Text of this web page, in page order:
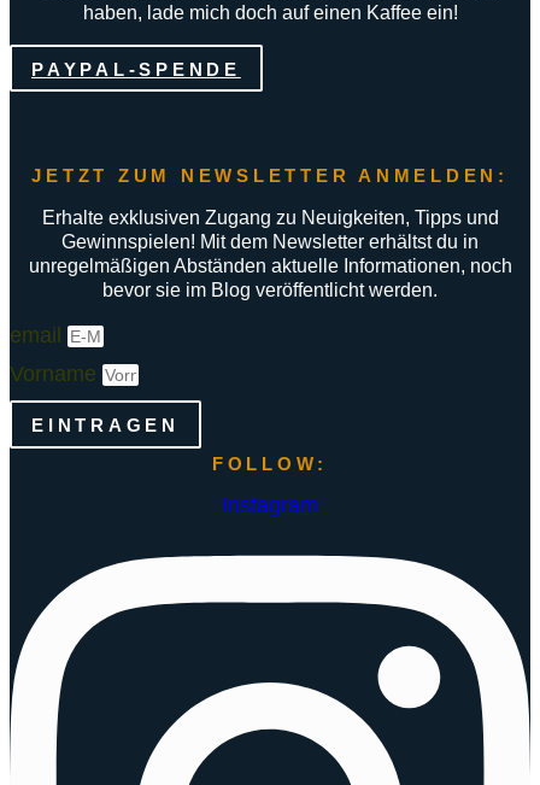
haben, lade mich doch auf einen Kaffee ein!
PAYPAL-SPENDE
JETZT ZUM NEWSLETTER ANMELDEN:
Erhalte exklusiven Zugang zu Neuigkeiten, Tipps und
Gewinnspielen! Mit dem Newsletter erhältst du in
unregelmäßigen Abständen aktuelle Informationen, noch
bevor sie im Blog veröffentlicht werden.
email
Vorname
EINTRAGEN
FOLLOW:
Instagram